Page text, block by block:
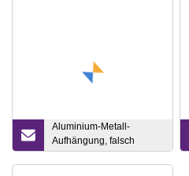
Aluminium-Metall-
Aufhängung, falsch
dekorativ, freiliegende